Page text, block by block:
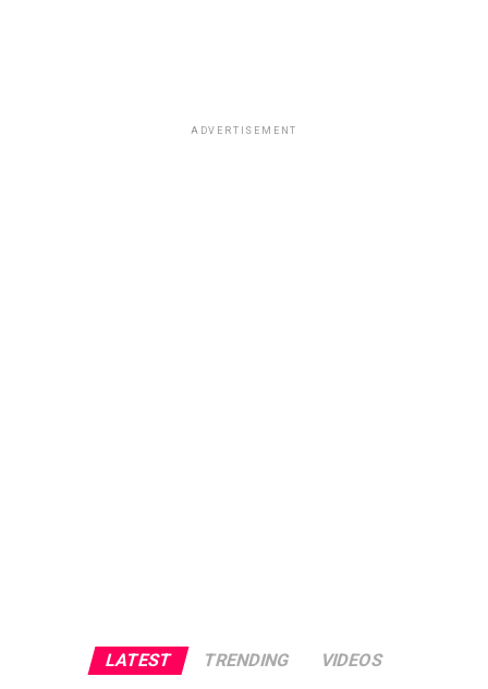
ADVERTISEMENT
LATEST TRENDING VIDEOS